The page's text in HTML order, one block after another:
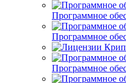
Программное
Программное
Программное